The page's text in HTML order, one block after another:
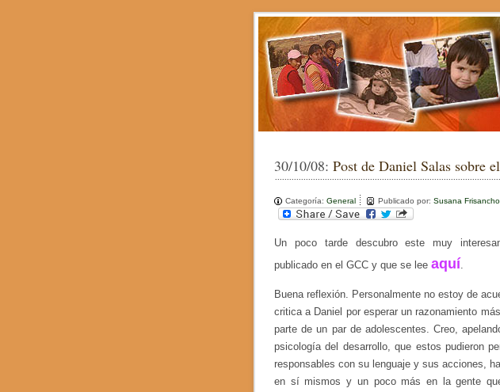
30/10/08: Post de Daniel Salas sobre
Categoría: General Publicado por: Susana Frisancho
Un poco tarde descubro este muy
publicado en el GCC y que se lee aquí.
Buena reflexión. Personalmente no estoy de
critica a Daniel por esperar un razonamiento
parte de un par de adolescentes. Creo,
psicología del desarrollo, que estos pudieron
responsables con su lenguaje y sus acciones,
en sí mismos y un poco más en la gente